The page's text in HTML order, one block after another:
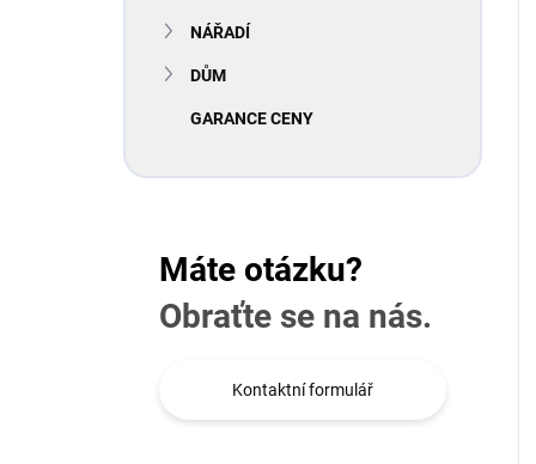
NÁŘADÍ
DŮM
GARANCE CENY
Máte otázku?
Obraťte se na nás.
Kontaktní formulář